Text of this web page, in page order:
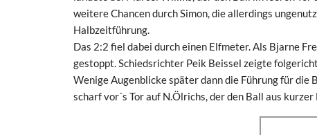
weitere Chancen durch Simon, die allerdings
Halbzeitführung.
Das 2:2 fiel dabei durch einen Elfmeter. Als Bjarne
gestoppt. Schiedsrichter Peik Beissel zeigte
Wenige Augenblicke später dann die Führung für die
scharf vor´s Tor auf N.Ölrichs, der den Ball aus